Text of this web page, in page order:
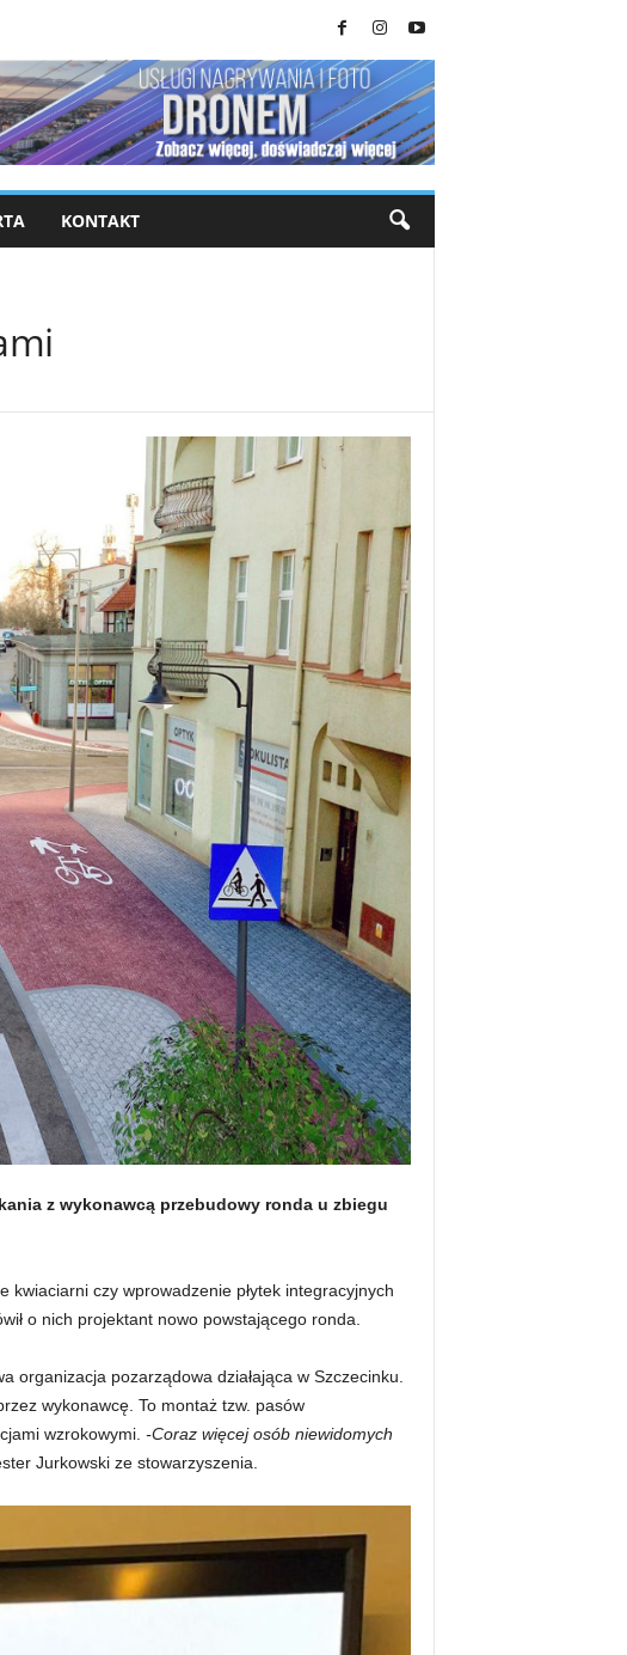
KONTAKT
z wykonawcą przebudowy ronda u zbiegu
czy wprowadzenie płytek integracyjnych
o nich projektant nowo powstającego ronda.
organizacja pozarządowa działająca w Szczecinku.
wykonawcę. To montaż tzw. pasów
wzrokowymi. -Coraz więcej osób niewidomych
Jurkowski ze stowarzyszenia.